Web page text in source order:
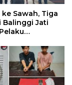
Sawah, Tiga
Balinggi Jati